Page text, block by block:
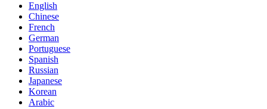
English
Chinese
French
German
Portuguese
Spanish
Russian
Japanese
Korean
Arabic